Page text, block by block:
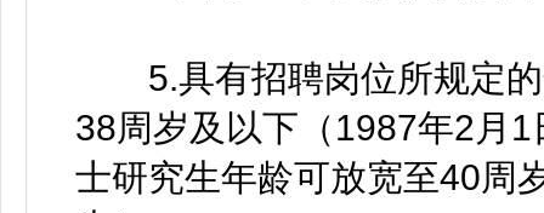
5.具有招聘岗位所规定的
38周岁及以下（1987年2月
士研究生年龄可放宽至40周